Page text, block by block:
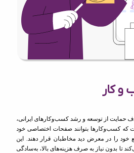
و کار
حمایت از توسعه و رشد کسب‌وکارهای ایرانی،
که کسب‌وکارها بتوانند صفحات اختصاصی خود
خود را در معرض دید مخاطبان قرار دهند. این
تا بدون نیاز به صرف هزینه‌های بالا، به‌سادگی